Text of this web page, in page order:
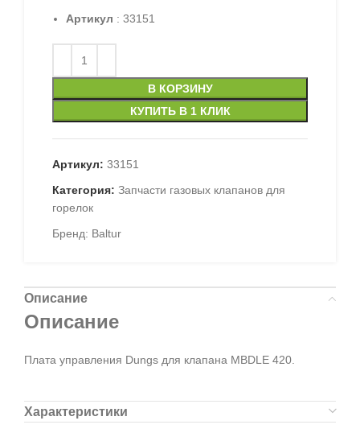
Артикул : 33151
В КОРЗИНУ
КУПИТЬ В 1 КЛИК
Артикул: 33151
Категория: Запчасти газовых клапанов для
горелок
Бренд: Baltur
Описание
Описание
Плата управления Dungs для клапана MBDLE 420.
Характеристики